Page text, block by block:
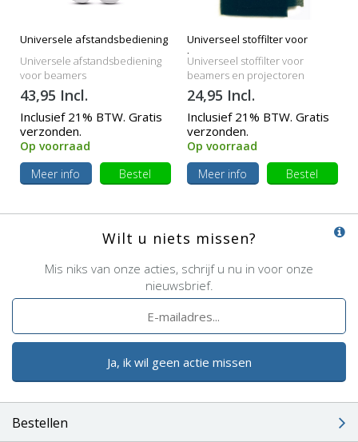
Universele afstandsbediening
Universele afstandsbediening
voor beamers
43,95 Incl.
Inclusief 21% BTW. Gratis
verzonden.
Op voorraad
Meer info
Bestel
Universeel stoffilter voor
beamers
Universeel stoffilter voor
beamers en projectoren
24,95 Incl.
Inclusief 21% BTW. Gratis
verzonden.
Op voorraad
Meer info
Bestel
Wilt u niets missen?
Mis niks van onze acties, schrijf u nu in voor onze
nieuwsbrief.
Ja, ik wil geen actie missen
Bestellen